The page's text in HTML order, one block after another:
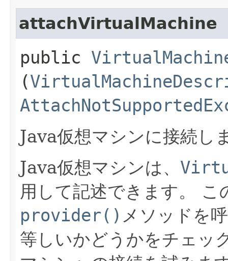
attachVirtualMachine
public
(
Java仮想マシンに接続し
Java仮想マシンは、
用して記述できます。
こ
provider() メソッドを
等しいかどうかをチェッ